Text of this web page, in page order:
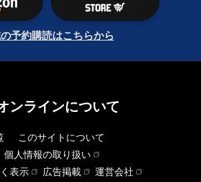
予約購読はこちらから
ンラインについて
このサイトについて
個人情報の取り扱い
表示
広告掲載
運営会社